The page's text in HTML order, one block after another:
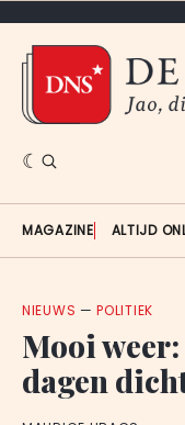
MAGAZINE ALTIJD
NIEUWS —POLITIEK
Mooi
dagen